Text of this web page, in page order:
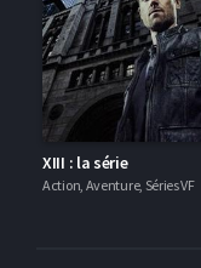
XIII : la série
Action, Aventure, Séries VF